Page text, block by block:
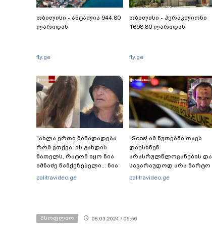
თბილისი - ანტალია 944.80
ლარიდან
fly.ge
თბილისი - ჰერაკლიონი
1698.80 ლარიდან
fly.ge
"ახლა ერთი წინადადება
რომ ვთქვა, ის გახდის
ნათელს, რატომ იყო ნია
იმნაძე წამქეზებელი... ნია
იმნაძისგან გამოსული
palitravideo.ge
"Soos! ამ წუთებში თავს
დაესხნენ
არასრულწლოვანების და
სავარაუდოდ არა მარტო
არასრულწლოვანების
palitravideo.ge
მსოფლიო 08.03.2024 / 05:56